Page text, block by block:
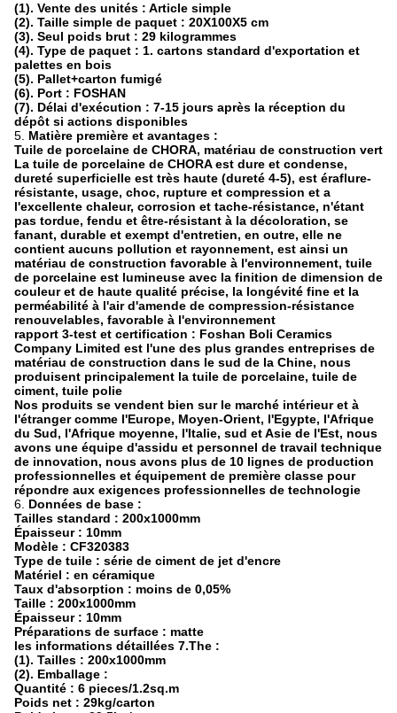
(1). Vente des unités : Article simple
(2). Taille simple de paquet : 20X100X5 cm
(3). Seul poids brut : 29 kilogrammes
(4). Type de paquet : 1. cartons standard d'exportation et
palettes en bois
(5). Pallet+carton fumigé
(6). Port : FOSHAN
(7). Délai d'exécution : 7-15 jours après la réception du
dépôt si actions disponibles
5. Matière première et avantages :
Tuile de porcelaine de CHORA, matériau de construction vert
La tuile de porcelaine de CHORA est dure et condense,
dureté superficielle est très haute (dureté 4-5), est éraflure-
résistante, usage, choc, rupture et compression et a
l'excellente chaleur, corrosion et tache-résistance, n'étant
pas tordue, fendu et être-résistant à la décoloration, se
fanant, durable et exempt d'entretien, en outre, elle ne
contient aucuns pollution et rayonnement, est ainsi un
matériau de construction favorable à l'environnement, tuile
de porcelaine est lumineuse avec la finition de dimension de
couleur et de haute qualité précise, la longévité fine et la
perméabilité à l'air d'amende de compression-résistance
renouvelables, favorable à l'environnement
rapport 3-test et certification : Foshan Boli Ceramics
Company Limited est l'une des plus grandes entreprises de
matériau de construction dans le sud de la Chine, nous
produisent principalement la tuile de porcelaine, tuile de
ciment, tuile polie
Nos produits se vendent bien sur le marché intérieur et à
l'étranger comme l'Europe, Moyen-Orient, l'Egypte, l'Afrique
du Sud, l'Afrique moyenne, l'Italie, sud et Asie de l'Est, nous
avons une équipe d'assidu et personnel de travail technique
de innovation, nous avons plus de 10 lignes de production
professionnelles et équipement de première classe pour
répondre aux exigences professionnelles de technologie
6. Données de base :
Tailles standard : 200x1000mm
Épaisseur : 10mm
Modèle : CF320383
Type de tuile : série de ciment de jet d'encre
Matériel : en céramique
Taux d'absorption : moins de 0,05%
Taille : 200x1000mm
Épaisseur : 10mm
Préparations de surface : matte
les informations détaillées 7.The :
(1). Tailles : 200x1000mm
(2). Emballage :
Quantité : 6 pieces/1.2sq.m
Poids net : 29kg/carton